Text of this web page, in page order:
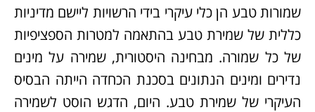
שמורות טבע הן כלי עיקרי בידי הרשויות ליישם מדיניות
כללית של שמירת טבע בהתאמה למטרות הספציפיות
של כל שמורה. מבחינה היסטורית, שמירה על מינים
נדירים ומינים הנתונים בסכנת הכחדה הייתה הבסיס
העיקרי של שמירת טבע. היום, הדגש הוסט לשמירה